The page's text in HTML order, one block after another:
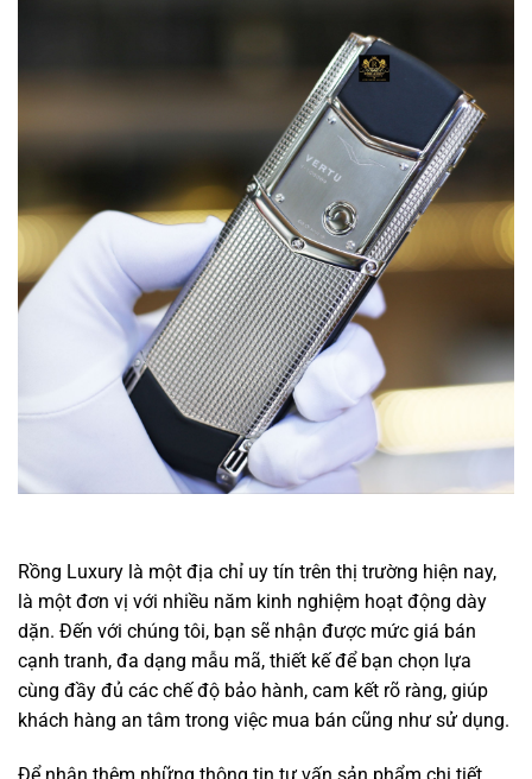
Rồng Luxury là một địa chỉ uy tín trên thị trường hiện nay,
là một đơn vị với nhiều năm kinh nghiệm hoạt động dày
dặn. Đến với chúng tôi, bạn sẽ nhận được mức giá bán
cạnh tranh, đa dạng mẫu mã, thiết kế để bạn chọn lựa
cùng đầy đủ các chế độ bảo hành, cam kết rõ ràng, giúp
khách hàng an tâm trong việc mua bán cũng như sử dụng.
Để nhận thêm những thông tin tư vấn sản phẩm chi tiết,